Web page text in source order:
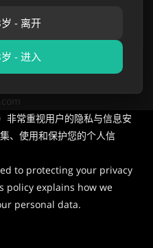
制保存👇
常重视用户的隐私与信息安
、使用和保护您的个人信
to protecting your privacy
policy explains how we
personal data.
- 离开
- 进入